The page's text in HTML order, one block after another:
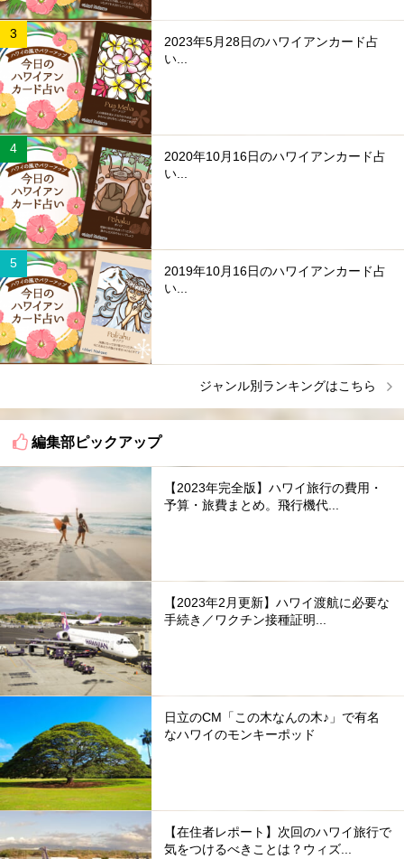
2023年5月28日のハワイアンカード占
い...
2020年10月16日のハワイアンカード占
い...
2019年10月16日のハワイアンカード占
い...
ジャンル別ランキングはこちら
編集部ピックアップ
【2023年完全版】ハワイ旅行の費用・
予算・旅費まとめ。飛行機代...
【2023年2月更新】ハワイ渡航に必要な
手続き／ワクチン接種証明...
日立のCM「この木なんの木♪」で有名
なハワイのモンキーポッド
【在住者レポート】次回のハワイ旅行で
気をつけるべきことは？ウィズ...